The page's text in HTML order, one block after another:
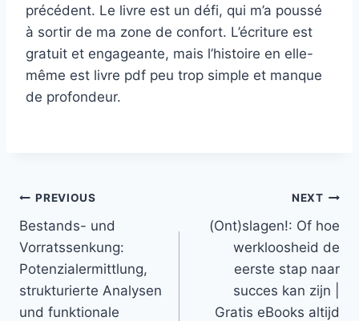
précédent. Le livre est un défi, qui m’a poussé
à sortir de ma zone de confort. L’écriture est
gratuit et engageante, mais l’histoire en elle-
même est livre pdf peu trop simple et manque
de profondeur.
PREVIOUS
Bestands- und
Vorratssenkung:
Potenzialermittlung,
strukturierte Analysen
und funktionale
NEXT
(Ont)slagen!: Of hoe
werkloosheid de
eerste stap naar
succes kan zijn |
Gratis eBooks altijd